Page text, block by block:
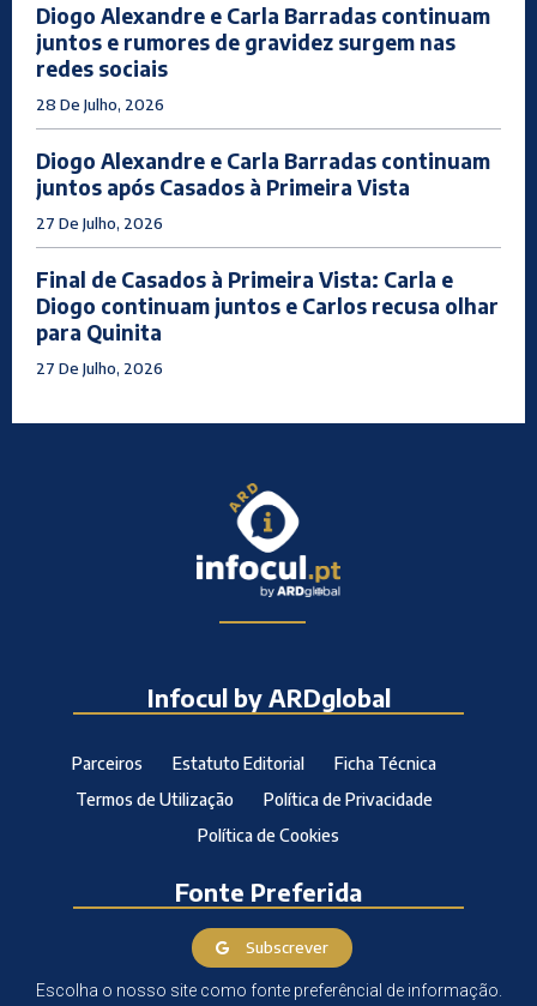
Diogo Alexandre e Carla Barradas continuam
juntos e rumores de gravidez surgem nas
redes sociais
28 De Julho, 2026
Diogo Alexandre e Carla Barradas continuam
juntos após Casados à Primeira Vista
27 De Julho, 2026
Final de Casados à Primeira Vista: Carla e
Diogo continuam juntos e Carlos recusa olhar
para Quinita
27 De Julho, 2026
Infocul by ARDglobal
Parceiros Estatuto Editorial
Ficha Técnica
Termos de Utilização
Política de Privacidade
Política de Cookies
Fonte Preferida
Subscrever
Escolha o nosso site como fonte preferêncial de informação.